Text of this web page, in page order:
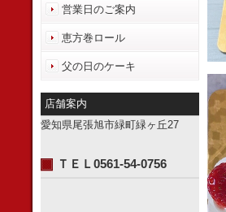
営業日のご案内
恵方巻ロール
父の日のケーキ
店舗案内
愛知県尾張旭市緑町緑ヶ丘27
ＴＥＬ0561-54-0756